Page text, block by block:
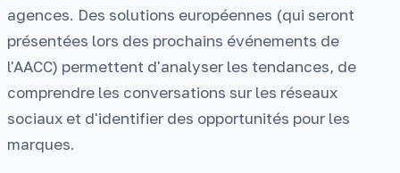
agences. Des solutions européennes (qui seront
présentées lors des prochains événements de
l'AACC) permettent d'analyser les tendances, de
comprendre les conversations sur les réseaux
sociaux et d'identifier des opportunités pour les
marques.